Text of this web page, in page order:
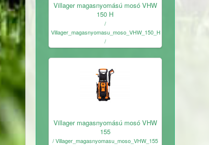
Villager magasnyomású mosó VHW
150 H
/
Villager_magasnyomasu_moso_VHW_150_H
/
Villager magasnyomású mosó VHW
155
/ Villager_magasnyomasu_moso_VHW_155